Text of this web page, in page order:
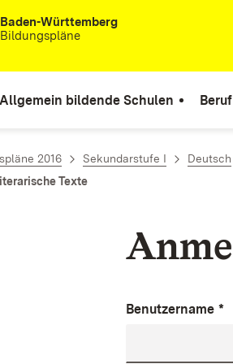
Baden-Württemberg
Bildungspläne
Allgemein bildende Schulen
2016 Sekundarstufe I
Deutsch
Texte
Benutzername *